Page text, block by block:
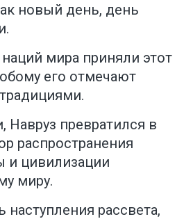
новый день, день
мира приняли этот
его отмечают
Навруз превратился в
распространения
и цивилизации
миру.
наступления рассвета,